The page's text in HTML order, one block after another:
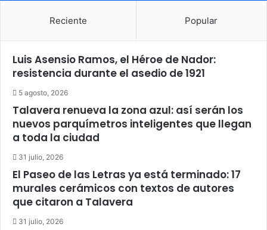
Reciente Popular
Luis Asensio Ramos, el Héroe de Nador:
resistencia durante el asedio de 1921
5 agosto, 2026
Talavera renueva la zona azul: así serán los
nuevos parquímetros inteligentes que llegan
a toda la ciudad
31 julio, 2026
El Paseo de las Letras ya está terminado: 17
murales cerámicos con textos de autores
que citaron a Talavera
31 julio, 2026